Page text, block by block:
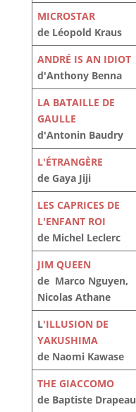
MICROSTAR
de Léopold Kraus
ANDRÉ IS AN IDIOT
d'Anthony Benna
LA BATAILLE DE
GAULLE
d'Antonin Baudry
L'ÉTRANGÈRE
de Gaya Jiji
LES CAPRICES DE
L'ENFANT ROI
de Michel Leclerc
JIM QUEEN
de Marco Nguyen,
Nicolas Athane
L'ILLUSION DE
YAKUSHIMA
de Naomi Kawase
THE GIACCOMO
de Baptiste Drapeau